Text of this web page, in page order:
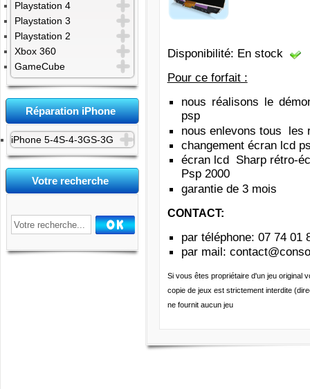
Playstation 4
Playstation 3
Playstation 2
Xbox 360
GameCube
Réparation iPhone
iPhone 5-4S-4-3GS-3G
Votre recherche
Disponibilité: En stock
Pour ce forfait :
nous réalisons le
psp
nous enlevons tous les
changement écran lcd
écran lcdSharp rétro-
Psp 2000
garantie de 3 mois
CONTACT:
par téléphone: 07 74 01
par mail:
Si vous êtes propriétaire d'un jeu original
copie de jeux est strictement interdite
ne fournit aucun jeu